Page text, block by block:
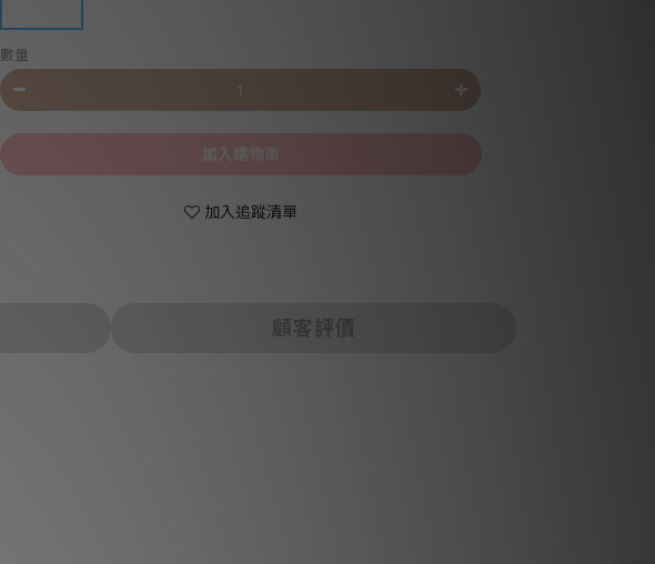
數量
加入購物車
加入追蹤清單
顧客評價